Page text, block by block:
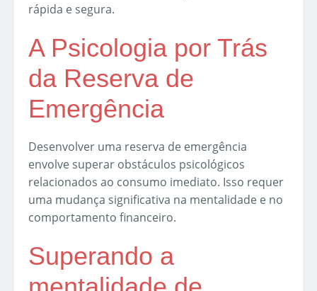
rápida e segura.
A Psicologia por Trás
da Reserva de
Emergência
Desenvolver uma reserva de emergência
envolve superar obstáculos psicológicos
relacionados ao consumo imediato. Isso requer
uma mudança significativa na mentalidade e no
comportamento financeiro.
Superando a